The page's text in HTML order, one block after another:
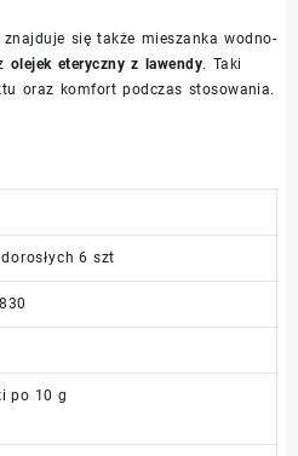
się także mieszanka wodno-
olejek eteryczny z lawendy. Taki
oraz komfort podczas stosowania.
6 szt
po 10 g